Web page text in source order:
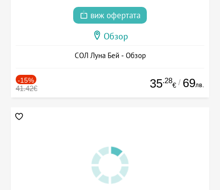
виж офертата
Обзор
СОЛ Луна Бей - Обзор
-15%
41.42€ 35.28
€ / 69лв.